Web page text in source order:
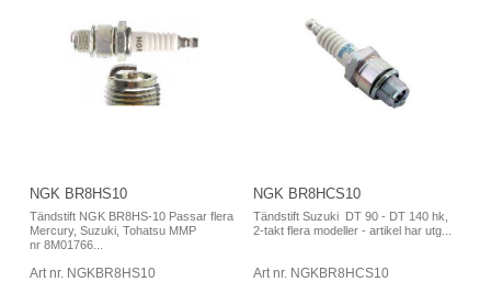
NGK BR8HS10
Tändstift NGK BR8HS-10 Passar flera
Mercury, Suzuki, Tohatsu MMP
nr 8M01766...
Art nr. NGKBR8HS10
NGK BR8HCS10
Tändstift Suzuki DT 90 - DT 140 hk,
2-takt flera modeller - artikel har utg...
Art nr. NGKBR8HCS10